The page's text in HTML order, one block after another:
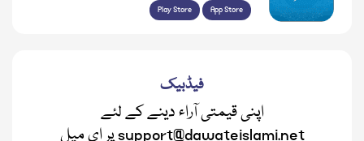
Play Store App Store
فیڈبیک
اپنی قیمتی آراء دینے کے لئے
support@dawateislami.net پر ای میل